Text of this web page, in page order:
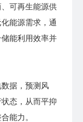
可再生能源供
能源需求，通
能利用效率并
据，预测风
态，从而平抑
能力。